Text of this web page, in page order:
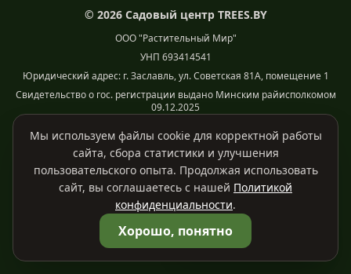
© 2026Садовый центр TREES.BY
ООО "Растительный Мир"
УНП 693414541
Юридический адрес: г. Заславль, ул. Советская 81А, помещение 1
Свидетельство о гос. регистрации выдано Минским райисполкомом
09.12.2025
E-mail: info@trees.by. Телефон: +375 (29) 755-43-63
Уполномоченный по защите прав потребителей Минского
райисполкома: тел. +375 17 270-29-14
Политика конфиденциальности
Договор публичной оферты
© 2026 Trees.by. Все права защищены.
Мы используем файлы cookie для корректной работы
сайта, сбора статистики и улучшения
пользовательского опыта. Продолжая использовать
сайт, вы соглашаетесь с нашей Политикой
конфиденциальности.
Хорошо, понятно
🛒Корзина